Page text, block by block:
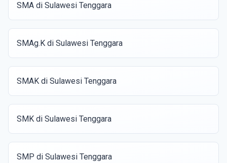
SMA di Sulawesi Tenggara
SMAg.K di Sulawesi Tenggara
SMAK di Sulawesi Tenggara
SMK di Sulawesi Tenggara
SMP di Sulawesi Tenggara